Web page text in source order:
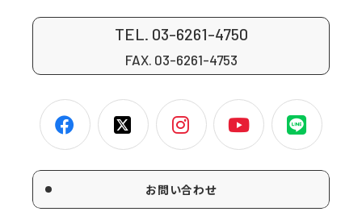
TEL. 03-6261-4750
FAX. 03-6261-4753
お問い合わせ